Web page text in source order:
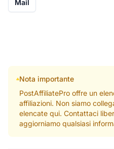
Mail
Nota importante
PostAffiliatePro offre un
affiliazioni. Non siamo
elencate qui. Contattaci
aggiorniamo qualsiasi